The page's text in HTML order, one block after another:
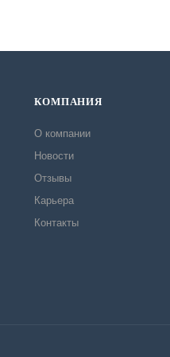
КОМПАНИЯ
О компании
Новости
Отзывы
Карьера
Контакты